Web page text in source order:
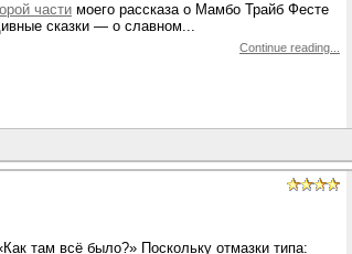
части моего рассказа о Мамбо Трайб Фесте
сказки — о славном...
Continue reading...
там всё было?» Поскольку отмазки типа: